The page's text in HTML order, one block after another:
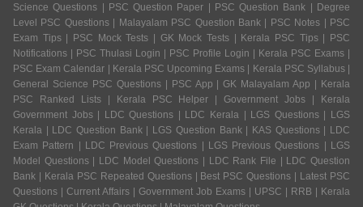
Science Questions | PSC Question Paper | PSC Question Bank | Degree
Level PSC Questions | Malayalam PSC Question Bank | PSC Notes | PSC
Exam Tips | PSC Mock Tests | GK Mock Tests | Kerala PSC Tips | PSC
Notifications | PSC Thulasi Login | PSC Profile Login | Kerala PSC Exams |
PSC Exam Calendar | Kerala PSC Upcoming Exams | Kerala PSC Syllabus |
General Science PSC Questions | PSC App | GK Malayalam App | Kerala
PSC Ranked Lists | Kerala PSC Helper | Government Jobs | Kerala
Government Jobs | LDC Questions | LDC Kerala | LGS Questions | LGS
Kerala | LDC Question Bank | LGS Question Bank | KAS Questions | LDC
Exam Pattern | LDC Previous Questions | LGS Previous Questions | LGS
Model Questions | LDC Model Questions | LDC Rank File | LDC Question
Bank | Kerala PSC Repeated Questions | Best PSC Questions | Latest PSC
Questions | Current Affairs | Government Job Exams | UPSC | RRB | Kerala